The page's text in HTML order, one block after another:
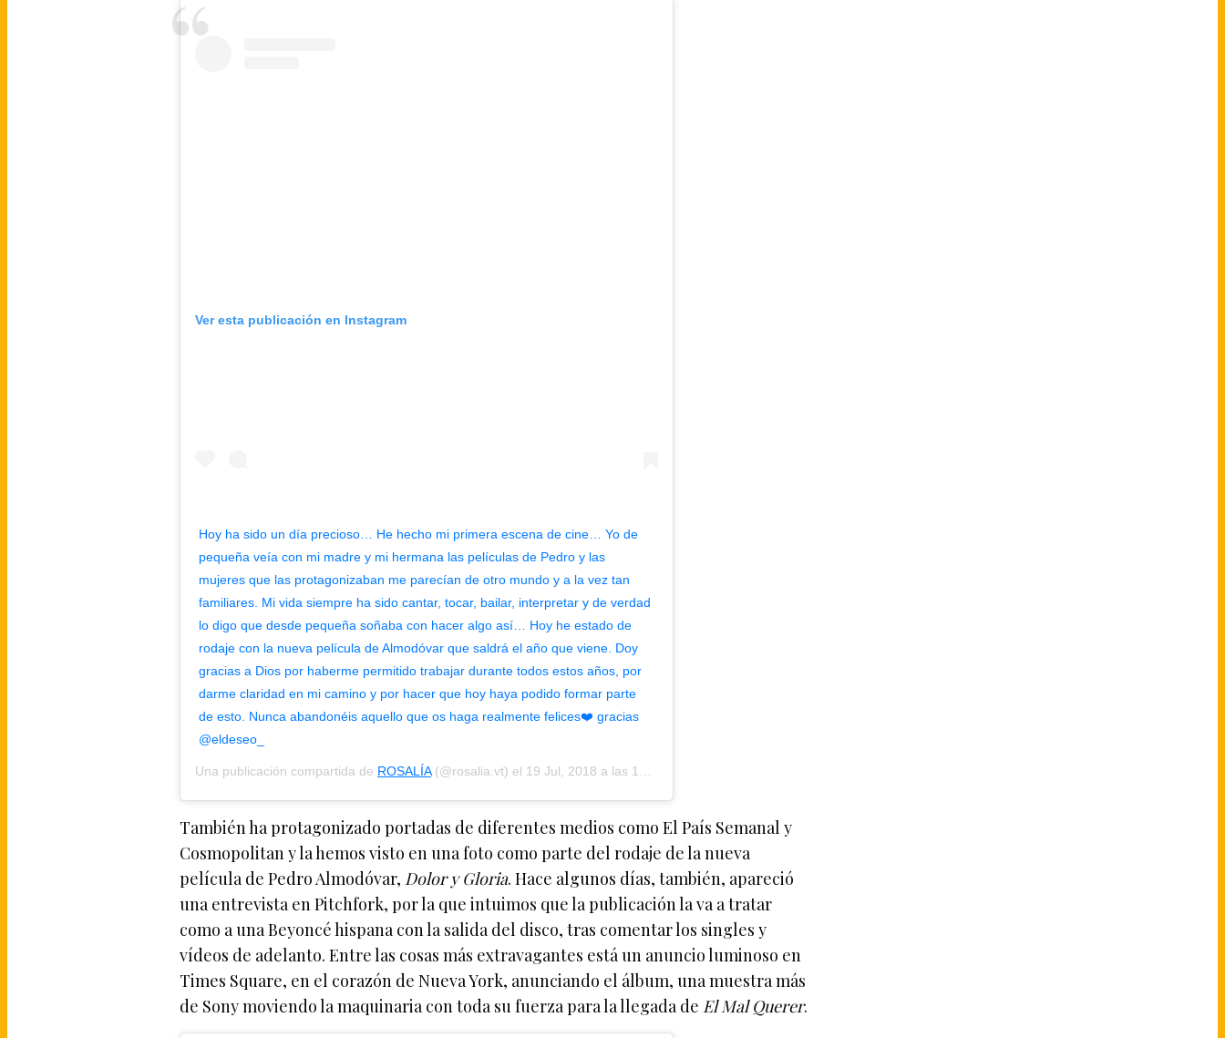
Ver esta publicación en Instagram
Hoy ha sido un día precioso… He hecho mi primera escena de cine… Yo de
pequeña veía con mi madre y mi hermana las películas de Pedro y las
mujeres que las protagonizaban me parecían de otro mundo y a la vez tan
familiares. Mi vida siempre ha sido cantar, tocar, bailar, interpretar y de verdad
lo digo que desde pequeña soñaba con hacer algo así… Hoy he estado de
rodaje con la nueva película de Almodóvar que saldrá el año que viene. Doy
gracias a Dios por haberme permitido trabajar durante todos estos años, por
darme claridad en mi camino y por hacer que hoy haya podido formar parte
de esto. Nunca abandonéis aquello que os haga realmente felices❤️ gracias
@eldeseo_
Una publicación compartida de ROSALÍA(@rosalia.vt) el 19 Jul, 2018 a las 12:18 PDT
También ha protagonizado portadas de diferentes medios como El País Semanal y
Cosmopolitan y la hemos visto en una foto como parte del rodaje de la nueva
película de Pedro Almodóvar, Dolor y Gloria. Hace algunos días, también, apareció
una entrevista en Pitchfork, por la que intuimos que la publicación la va a tratar
como a una Beyoncé hispana con la salida del disco, tras comentar los singles y
vídeos de adelanto. Entre las cosas más extravagantes está un anuncio luminoso en
Times Square, en el corazón de Nueva York, anunciando el álbum, una muestra más
de Sony moviendo la maquinaria con toda su fuerza para la llegada de El Mal Querer.